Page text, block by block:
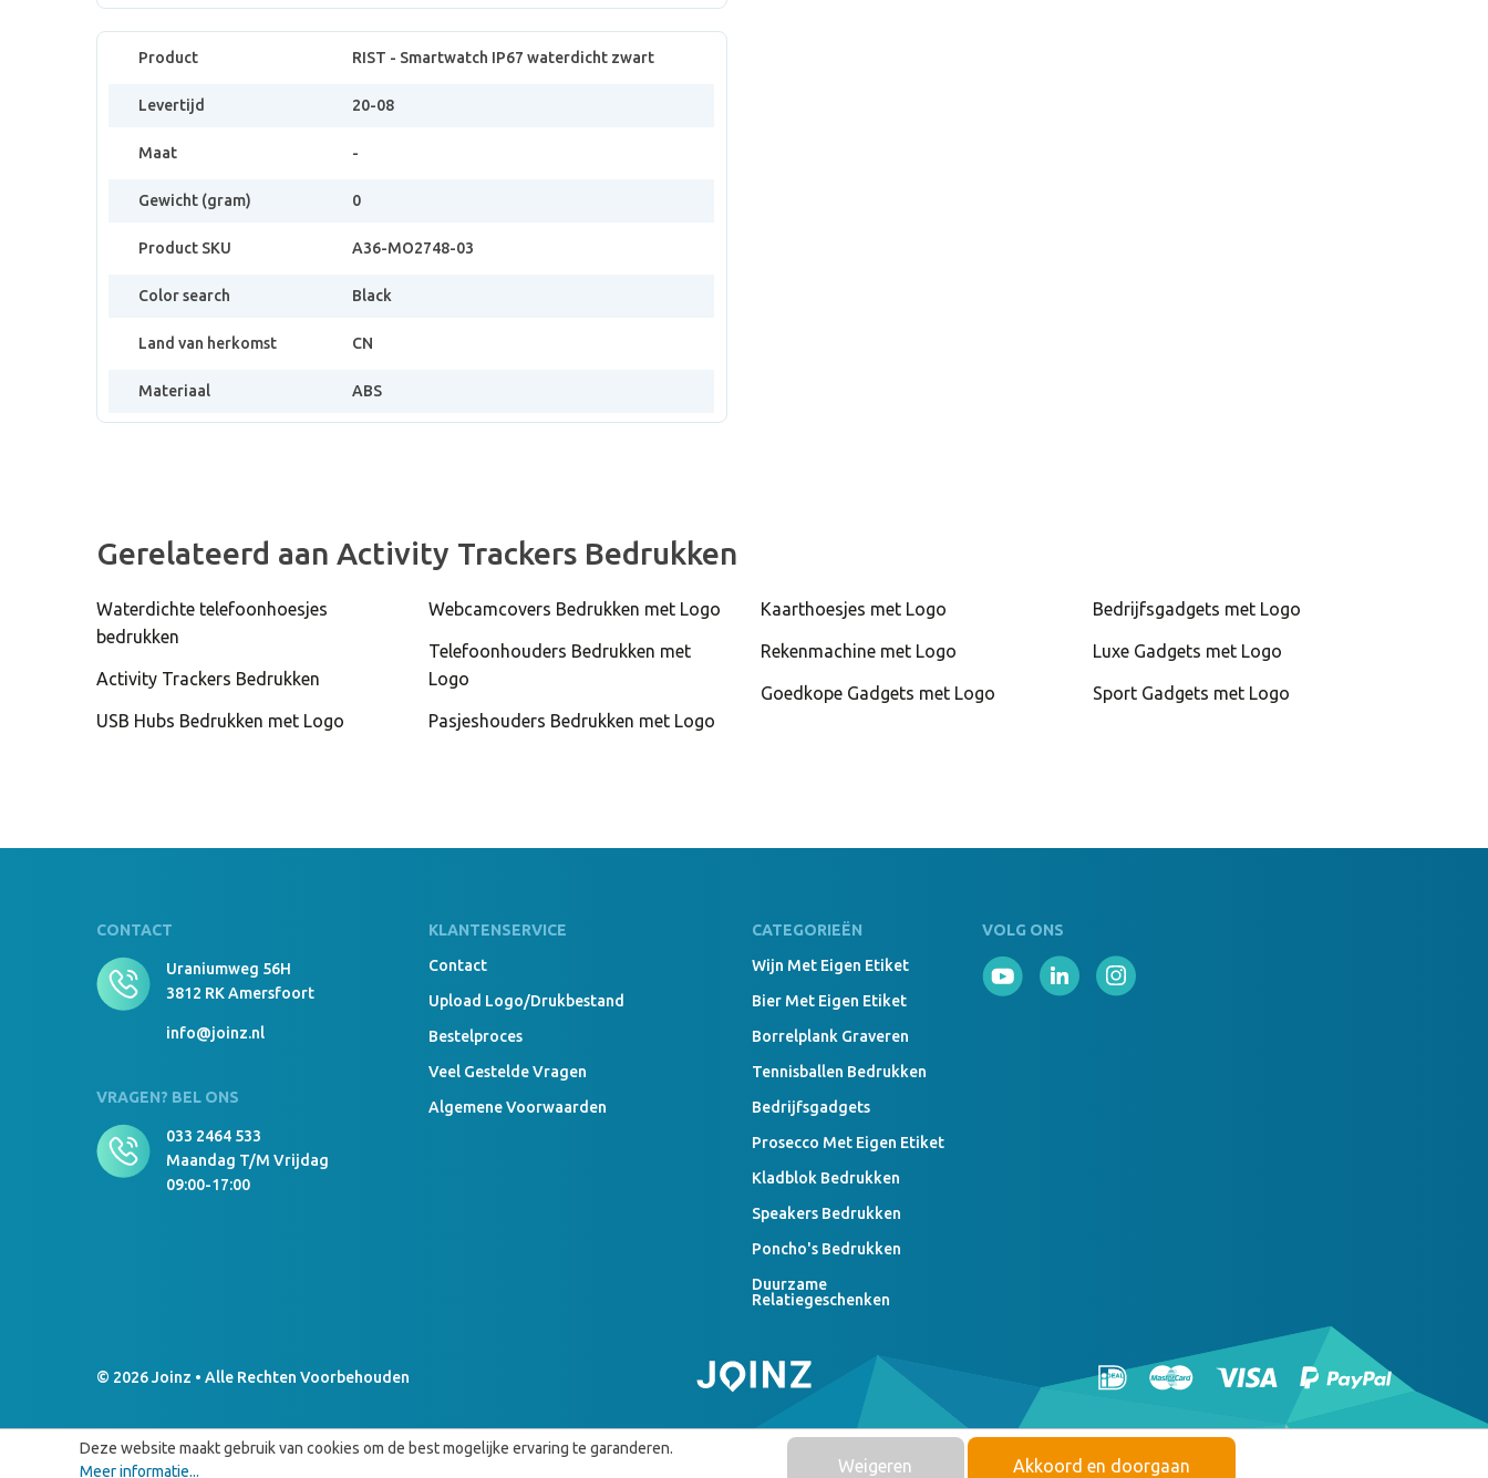
Product RIST - Smartwatch IP67 waterdicht zwart
Levertijd 20-08
Maat -
Gewicht (gram) 0
Product SKU A36-MO2748-03
Color search Black
Land van herkomst CN
Materiaal ABS
Gerelateerd aan Activity Trackers Bedrukken
Waterdichte telefoonhoesjes
bedrukken
Activity Trackers Bedrukken
USB Hubs Bedrukken met Logo
Webcamcovers Bedrukken met Logo
Telefoonhouders Bedrukken met
Logo
Pasjeshouders Bedrukken met Logo
Kaarthoesjes met Logo
Rekenmachine met Logo
Goedkope Gadgets met Logo
Bedrijfsgadgets met Logo
Luxe Gadgets met Logo
Sport Gadgets met Logo
CONTACT
Uraniumweg 56H
3812 RK Amersfoort
info@joinz.nl
VRAGEN? BEL ONS
033 2464 533
Maandag T/m Vrijdag
09:00-17:00
KLANTENSERVICE
Contact
Upload Logo/drukbestand
Bestelproces
Veel Gestelde Vragen
Algemene Voorwaarden
CATEGORIEËN
Wijn Met Eigen Etiket
Bier Met Eigen Etiket
Borrelplank Graveren
Tennisballen Bedrukken
Bedrijfsgadgets
Prosecco Met Eigen Etiket
Kladblok Bedrukken
Speakers Bedrukken
Poncho's Bedrukken
Duurzame
Relatiegeschenken
VOLG ONS
© 2026 Joinz • Alle Rechten Voorbehouden
Deze website maakt gebruik van cookies om de best mogelijke ervaring te garanderen.
Meer informatie...
Weigeren Akkoord en doorgaan